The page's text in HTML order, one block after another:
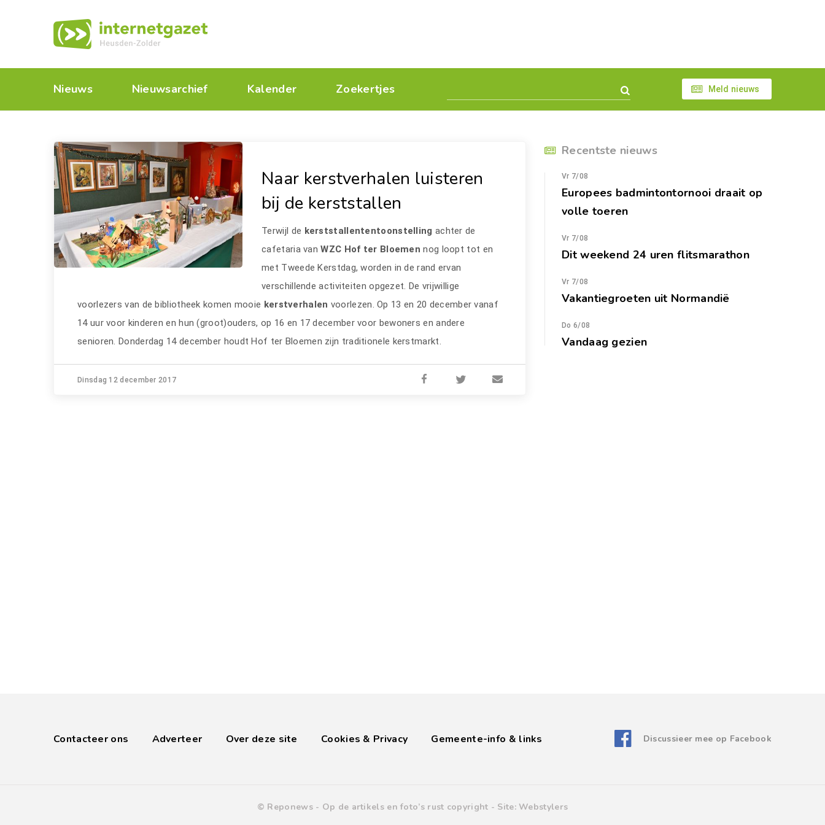
Nieuws Nieuwsarchief Kalender Zoekertjes Meld nieuws
Naar kerstverhalen luisteren
bij de kerststallen
Terwijl de kerststallententoonstelling achter de
cafetaria vanWZC Hof ter Bloemen nog loopt tot en
met Tweede Kerstdag, worden in de rand ervan
verschillende activiteiten opgezet. De vrijwillige
voorlezers van de bibliotheek komen mooie kerstverhalen voorlezen. Op 13 en 20 december vanaf
14 uur voor kinderen en hun (groot)ouders, op 16 en 17 december voor bewoners en andere
senioren. Donderdag 14 december houdt Hof ter Bloemen zijn traditionele kerstmarkt.
Dinsdag 12 december 2017
Recentste nieuws
Vr 7/08
Europees badmintontornooi draait op
volle toeren
Vr 7/08
Dit weekend 24 uren flitsmarathon
Vr 7/08
Vakantiegroeten uit Normandië
Do 6/08
Vandaag gezien
Contacteer ons Adverteer Over deze site Cookies & Privacy Gemeente-info & links Discussieer mee op Facebook
© Reponews - Op de artikels en foto’s rust copyright - Site: Webstylers